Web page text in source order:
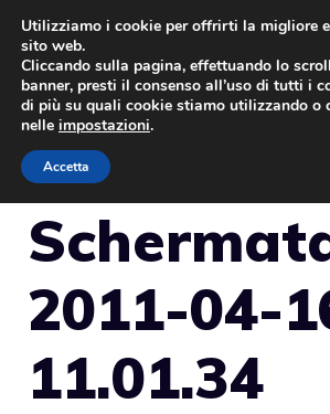
Vai
contenuto
2011-04-
11.01.34
Utilizziamo i cookie per offrirti la migliore
sito web.
Cliccando sulla pagina, effettuando lo
banner, presti il consenso all’uso di tutti i
di più su quali cookie stiamo utilizzando o
nelle impostazioni.
Accetta